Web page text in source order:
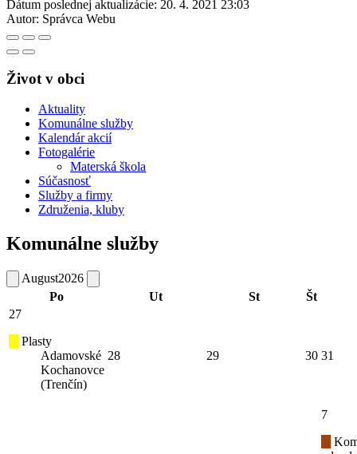
Dátum poslednej aktualizácie: 20. 4. 2021 23:03
Autor: Správca Webu
Život v obci
Aktuality
Komunálne služby
Kalendár akcií
Fotogalérie
Materská škola
Súčasnosť
Služby a firmy
Združenia, kluby
Komunálne služby
August2026
Po
Ut St
Št
27
Plasty
Adamovské
Kochanovce
(Trenčín)
28 29 30 31
7